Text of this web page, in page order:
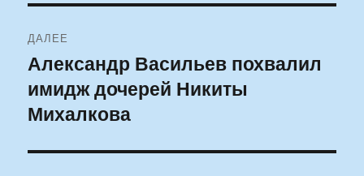
ДАЛЕЕ
Следующая
запись:
Александр Васильев похвалил
имидж дочерей Никиты
Михалкова